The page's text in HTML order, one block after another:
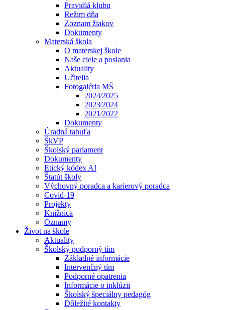
Pravidlá klubu
Režim dňa
Zoznam žiakov
Dokumenty
Materská škola
O materskej škole
Naše ciele a poslania
Aktuality
Učitelia
Fotogaléria MŠ
2024⁄2025
2023⁄2024
2021⁄2022
Dokumenty
Úradná tabuľa
ŠkVP
Školský parlament
Dokumenty
Etický kódex AI
Štatút školy
Výchovný poradca a karierový poradca
Covid-19
Projekty
Knižnica
Oznamy
Život na škole
Aktuality
Školský podporný tím
Základné informácie
Intervenčný tím
Podporné opatrenia
Informácie o inklúzii
Školský špeciálny pedagóg
Dôležité kontakty